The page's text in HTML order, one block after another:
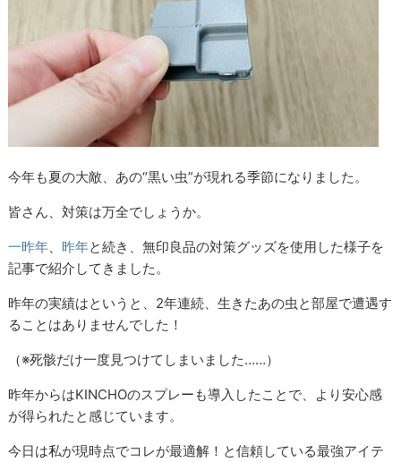
今年も夏の大敵、あの“黒い虫”が現れる季節になりました。
皆さん、対策は万全でしょうか。
一昨年 昨年と続き、無印良品の対策グッズを使用した様子を
記事で紹介してきました。
昨年の実績はというと、2年連続、生きたあの虫と部屋で遭遇す
ることはありませんでした！
（※死骸だけ一度見つけてしまいました……）
昨年からはKINCHOのスプレーも導入したことで、より安心感
が得られたと感じています。
今日は私が現時点でコレが最適解！と信頼している最強アイテ